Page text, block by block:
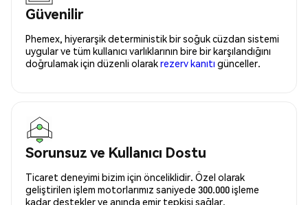
Güvenilir
Phemex, hiyerarşik deterministik bir soğuk cüzdan sistemi
uygular ve tüm kullanıcı varlıklarının bire bir karşılandığını
doğrulamak için düzenli olarakrezerv kanıtı günceller.
Sorunsuz ve Kullanıcı Dostu
Ticaret deneyimi bizim için önceliklidir. Özel olarak
geliştirilen işlem motorlarımız saniyede 300.000 işleme
kadar destekler ve anında emir tepkisi sağlar.